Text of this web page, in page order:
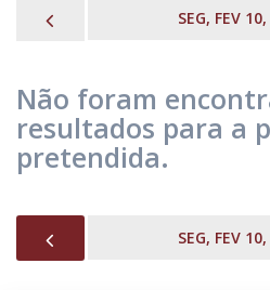
SEG, FEV
Não foram
resultados para a
pretendida.
SEG, FEV